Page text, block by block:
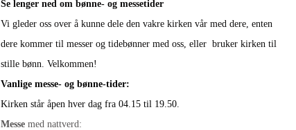
Se lenger ned om bønne- og messetider
Vi gleder oss over å kunne dele den vakre kirken vår med dere, enten
dere kommer til messer og tidebønner med oss, eller bruker kirken til
stille bønn. Velkommen!
Vanlige messe- og bønne-tider:
Kirken står åpen hver dag fra 04.15 til 19.50.
Messe med nattverd: